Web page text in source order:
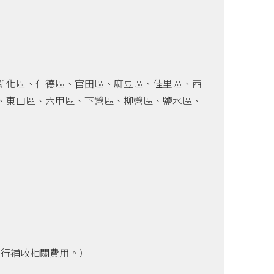
區、仁德區、官田區、麻豆區、佳里區、西
山區、六甲區、下營區、柳營區、鹽水區、
補收相關費用。）